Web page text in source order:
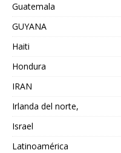
Guatemala
GUYANA
Haiti
Hondura
IRAN
Irlanda del norte,
Israel
Latinoamérica